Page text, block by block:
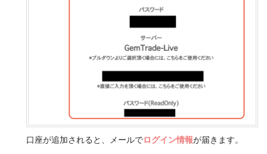
口座が追加されると、メールでログイン情報が届きます。